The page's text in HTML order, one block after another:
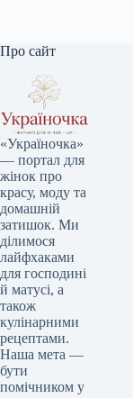
Про сайт
«Україночка»
— портал для
жінок про
красу, моду та
домашній
затишок. Ми
ділимося
лайфхаками
для господині
й матусі, а
також
кулінарними
рецептами.
Наша мета —
бути
помічником у